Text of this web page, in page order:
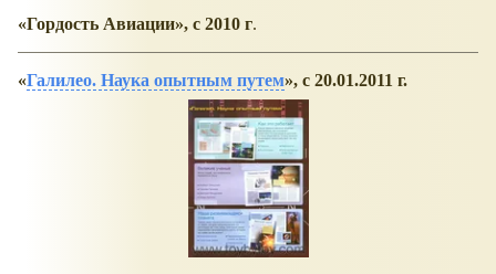
Гордость Авиации , с 2010 г.
Галилео. Наука опытным путем , с 20.01.2011 г.